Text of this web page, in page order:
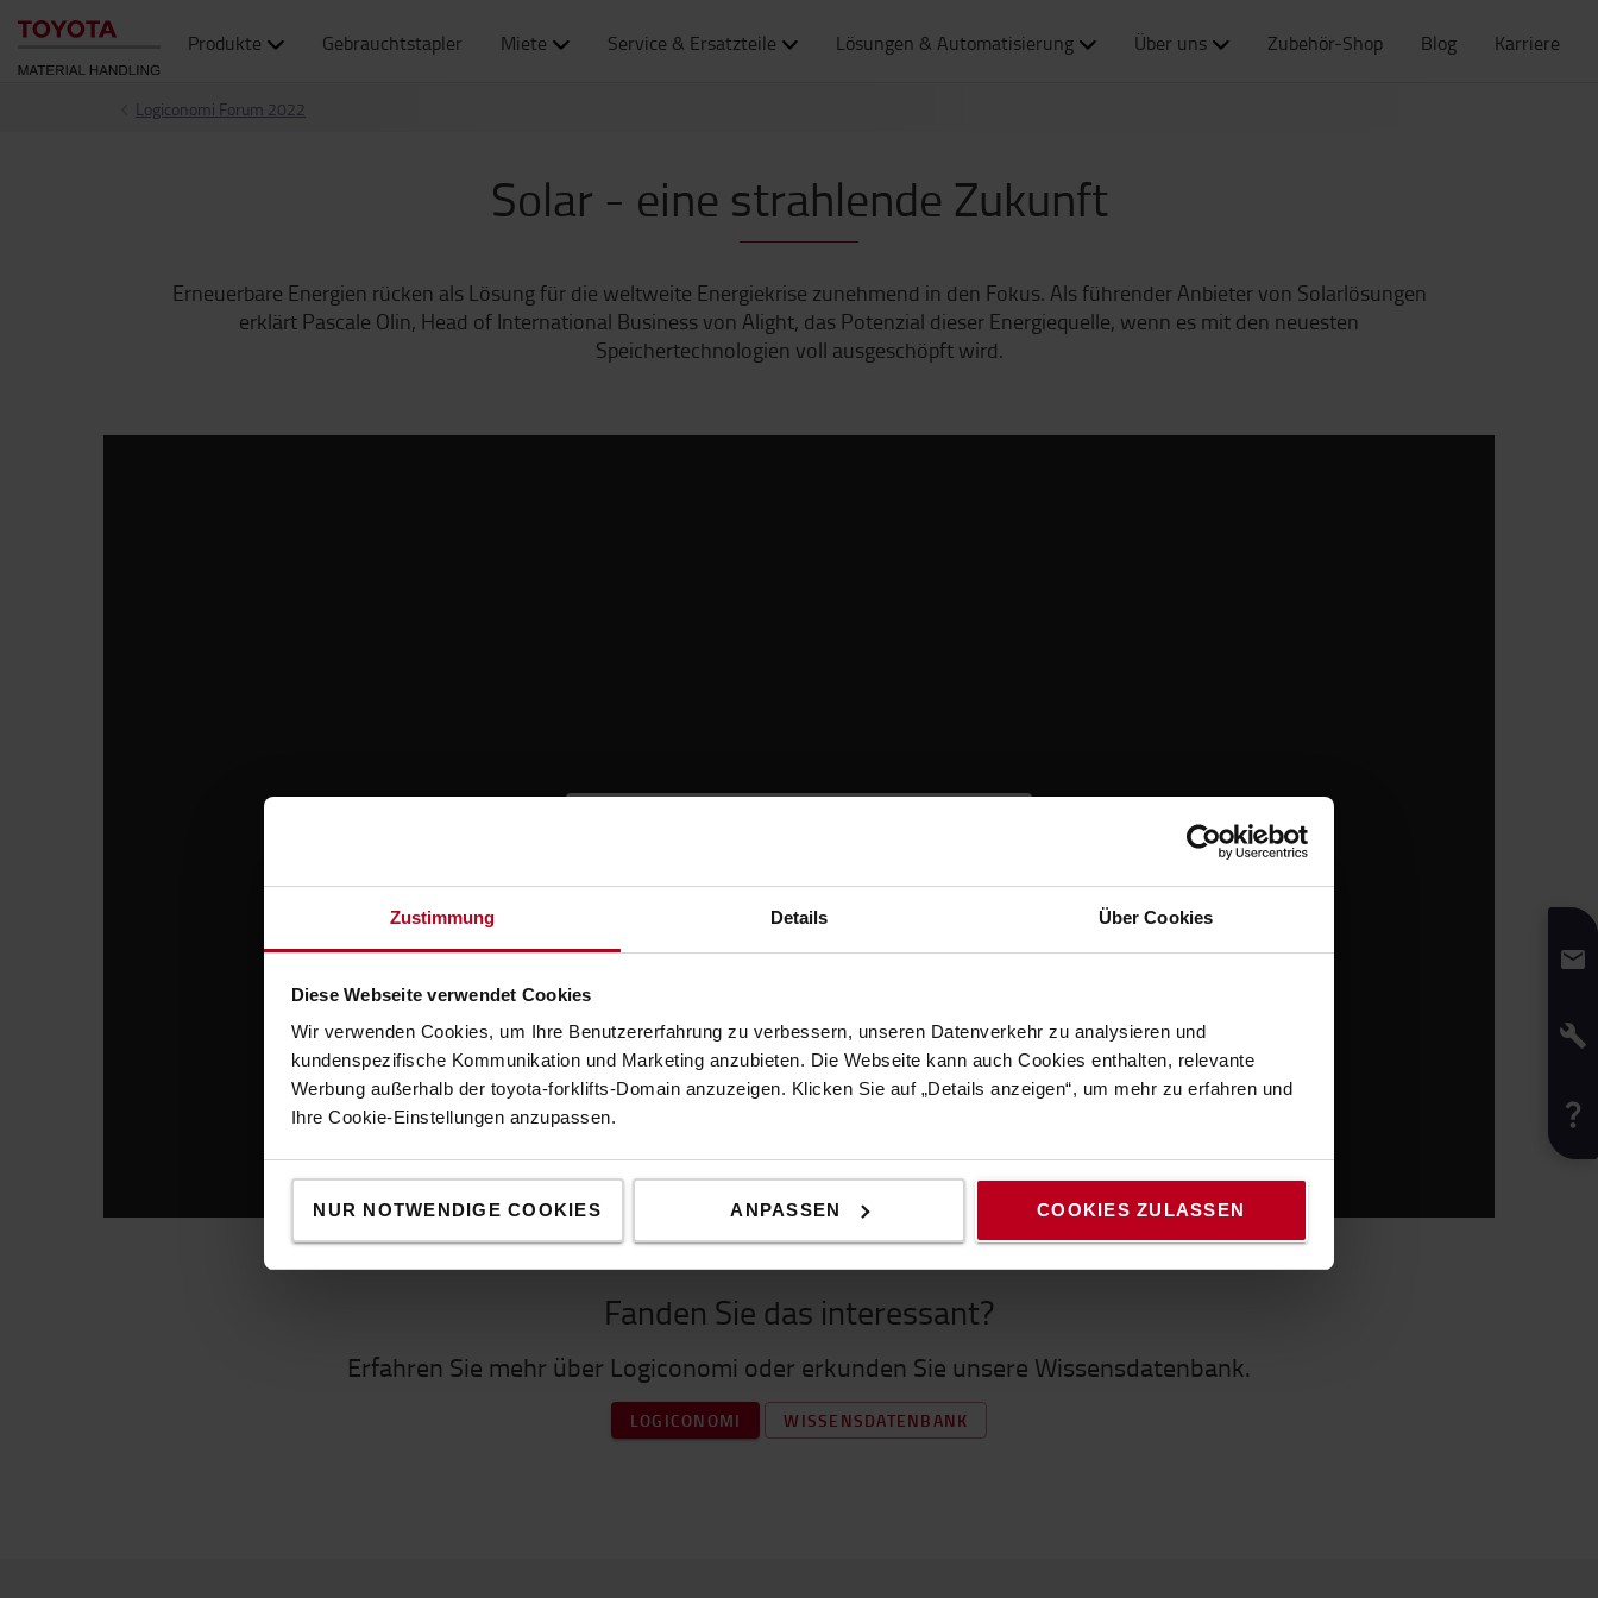
Zustimmung Details Über Cookies
Diese Webseite verwendet Cookies
Wir verwenden Cookies, um Ihre Benutzererfahrung zu verbessern, unseren Datenverkehr zu analysieren und
kundenspezifische Kommunikation und Marketing anzubieten. Die Webseite kann auch Cookies enthalten, relevante
Werbung außerhalb der toyota-forklifts-Domain anzuzeigen. Klicken Sie auf „Details anzeigen“, um mehr zu erfahren und
Ihre Cookie-Einstellungen anzupassen.
NUR NOTWENDIGE COOKIES ANPASSEN COOKIES ZULASSEN
Produkte Gebrauchtstapler Miete Service & Ersatzteile Lösungen & Automatisierung Über uns Zubehör-Shop Blog Karriere
Logiconomi Forum 2022
Solar - eine strahlende Zukunft
Erneuerbare Energien rücken als Lösung für die weltweite Energiekrise zunehmend in den Fokus. Als führender Anbieter von Solarlösungen
erklärt Pascale Olin, Head of International Business von Alight, das Potenzial dieser Energiequelle, wenn es mit den neuesten
Speichertechnologien voll ausgeschöpft wird.
Fanden Sie das interessant?
Erfahren Sie mehr über Logiconomi oder erkunden Sie unsere Wissensdatenbank.
LOGICONOMI WISSENSDATENBANK